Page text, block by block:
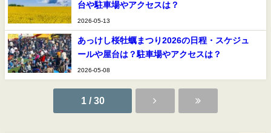
台や駐車場やアクセスは？
2026-05-13
あっけし桜牡蠣まつり2026の日程・スケジュ
ールや屋台は？駐車場やアクセスは？
2026-05-08
1 / 30